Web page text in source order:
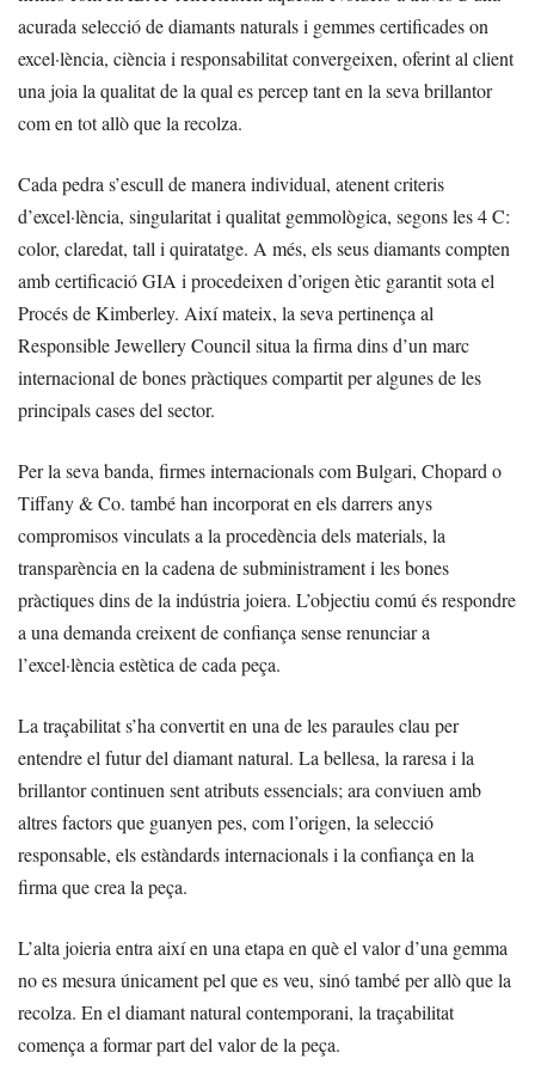
acurada selecció de diamants naturals i gemmes certificades on
excel·lència, ciència i responsabilitat convergeixen, oferint al client
una joia la qualitat de la qual es percep tant en la seva brillantor
com en tot allò que la recolza.
Cada pedra s’escull de manera individual, atenent criteris
d’excel·lència, singularitat i qualitat gemmològica, segons les 4 C:
color, claredat, tall i quiratatge. A més, els seus diamants compten
amb certificació GIA i procedeixen d’origen ètic garantit sota el
Procés de Kimberley. Així mateix, la seva pertinença al
Responsible Jewellery Council situa la firma dins d’un marc
internacional de bones pràctiques compartit per algunes de les
principals cases del sector.
Per la seva banda, firmes internacionals com Bulgari, Chopard o
Tiffany & Co. també han incorporat en els darrers anys
compromisos vinculats a la procedència dels materials, la
transparència en la cadena de subministrament i les bones
pràctiques dins de la indústria joiera. L’objectiu comú és respondre
a una demanda creixent de confiança sense renunciar a
l’excel·lència estètica de cada peça.
La traçabilitat s’ha convertit en una de les paraules clau per
entendre el futur del diamant natural. La bellesa, la raresa i la
brillantor continuen sent atributs essencials; ara conviuen amb
altres factors que guanyen pes, com l’origen, la selecció
responsable, els estàndards internacionals i la confiança en la
firma que crea la peça.
L’alta joieria entra així en una etapa en què el valor d’una gemma
no es mesura únicament pel que es veu, sinó també per allò que la
recolza. En el diamant natural contemporani, la traçabilitat
comença a formar part del valor de la peça.